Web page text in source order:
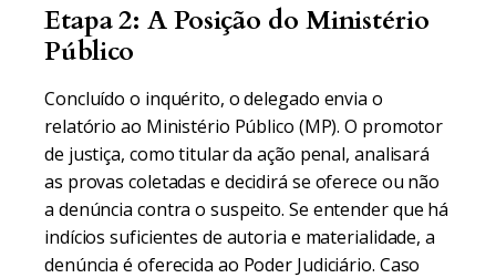
Etapa 2: A Posição do Ministério
Público
Concluído o inquérito, o delegado envia o
relatório ao Ministério Público (MP). O promotor
de justiça, como titular da ação penal, analisará
as provas coletadas e decidirá se oferece ou não
a denúncia contra o suspeito. Se entender que há
indícios suficientes de autoria e materialidade, a
denúncia é oferecida ao Poder Judiciário. Caso